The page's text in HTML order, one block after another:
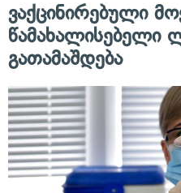
ვაქცინირებული
წამახალისებელი
გათამაშდება